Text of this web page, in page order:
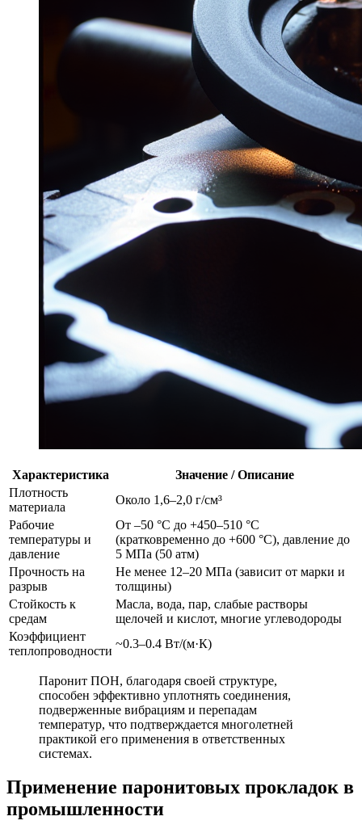
Характеристика
Значение / Описание
Плотность
материала
Около 1,6–2,0 г/см³
Рабочие
температуры и
давление
От –50 °C до +450–510 °C
(кратковременно до +600 °C), давление до
5 МПа (50 атм)
Прочность на
разрыв
Не менее 12–20 МПа (зависит от марки и
толщины)
Стойкость к
средам
Масла, вода, пар, слабые растворы
щелочей и кислот, многие углеводороды
Коэффициент
теплопроводности
~0.3–0.4 Вт/(м·К)
Паронит ПОН, благодаря своей структуре,
способен эффективно уплотнять соединения,
подверженные вибрациям и перепадам
температур, что подтверждается многолетней
практикой его применения в ответственных
системах.
Применение паронитовых прокладок в
промышленности